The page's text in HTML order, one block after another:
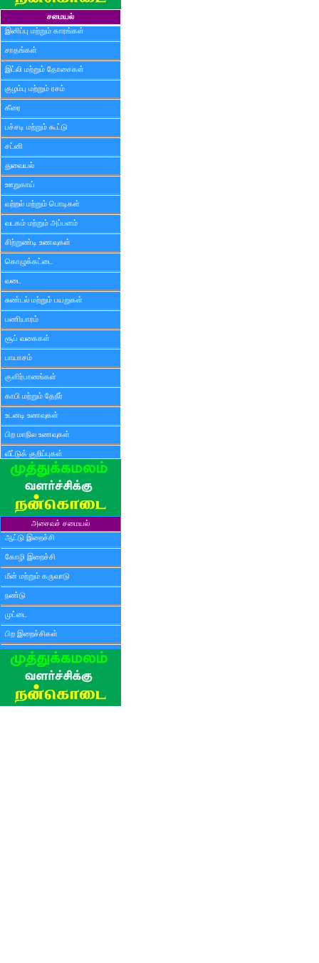
சமையல்
இனிப்பு மற்றும் காரங்கள்
சாதங்கள்
இட்லி மற்றும் தோசைகள்
குழம்பு மற்றும் ரசம்
கீரை
பச்சடி மற்றும் கூட்டு
சட்னி
துவையல்
ஊறுகாய்
வற்றல் மற்றும் பொடிகள்
வடகம் மற்றும் அப்பளம்
சிற்றுண்டி உணவுகள்
கொழுக்கட்டை
வடை
சுண்டல் மற்றும் பயறுகள்
பணியாரம்
சூப் வகைகள்
பாயாசம்
குளிர்பானங்கள்
காபி மற்றும் தேநீர்
உடனடி உணவுகள்
பிற மாநில உணவுகள்
வீட்டுக் குறிப்புகள்
அசைவச் சமையல்
ஆட்டு இறைச்சி
கோழி இறைச்சி
மீன் மற்றும் கருவாடு
நண்டு
முட்டை
பிற இறைச்சிகள்